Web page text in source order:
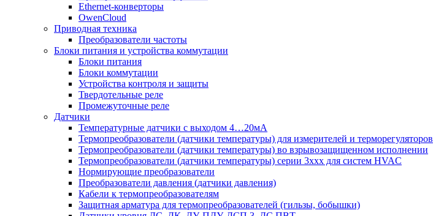
Ethernet-конверторы
OwenCloud
Приводная техника
Преобразователи частоты
Блоки питания и устройства коммутации
Блоки питания
Блоки коммутации
Устройства контроля и защиты
Твердотельные реле
Промежуточные реле
Датчики
Температурные датчики с выходом 4…20мА
Термопреобразователи (датчики температуры) для измерителей и терморегуляторов
Термопреобразователи (датчики температуры) во взрывозащищенном исполнении
Термопреобразователи (датчики температуры) серии 3ххх для систем HVAC
Нормирующие преобразователи
Преобразователи давления (датчики давления)
Кабели к термопреобразователям
Защитная арматура для термопреобразователей (гильзы, бобышки)